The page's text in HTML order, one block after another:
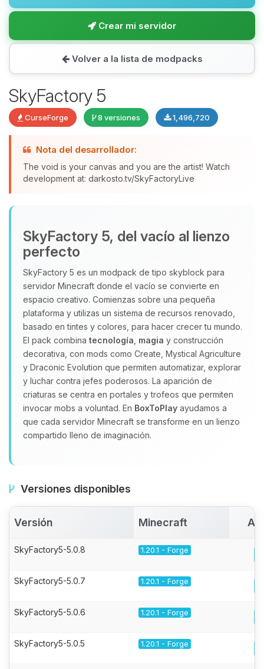
Crear mi servidor
Volver a la lista de modpacks
SkyFactory 5
CurseForge 8 versiones 1,496,720
Nota del desarrollador:
The void is your canvas and you are the artist! Watch
development at: darkosto.tv/SkyFactoryLive
SkyFactory 5, del vacío al lienzo
perfecto
SkyFactory 5 es un modpack de tipo skyblock para
servidor Minecraft donde el vacío se convierte en
espacio creativo. Comienzas sobre una pequeña
plataforma y utilizas un sistema de recursos renovado,
basado en tintes y colores, para hacer crecer tu mundo.
El pack combina tecnología magia y construcción
decorativa, con mods como Create, Mystical Agriculture
y Draconic Evolution que permiten automatizar, explorar
y luchar contra jefes poderosos. La aparición de
criaturas se centra en portales y trofeos que permiten
invocar mobs a voluntad. En BoxToPlay ayudamos a
que cada servidor Minecraft se transforme en un lienzo
compartido lleno de imaginación.
Versiones disponibles
Versión Minecraft
SkyFactory5-5.0.8 1.20.1 - Forge
SkyFactory5-5.0.7 1.20.1 - Forge
SkyFactory5-5.0.6 1.20.1 - Forge
SkyFactory5-5.0.5 1.20.1 - Forge
que necesitas y moveré mis
pequenos circuitos para ayudarte.